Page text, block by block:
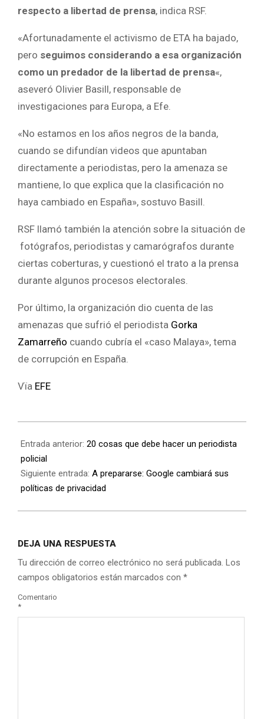
respecto a libertad de prensa, indica RSF.
«Afortunadamente el activismo de ETA ha bajado,
pero seguimos considerando a esa organización
como un predador de la libertad de prensa«,
aseveró Olivier Basill, responsable de
investigaciones para Europa, a Efe.
«No estamos en los años negros de la banda,
cuando se difundían videos que apuntaban
directamente a periodistas, pero la amenaza se
mantiene, lo que explica que la clasificación no
haya cambiado en España», sostuvo Basill.
RSF llamó también la atención sobre la situación de
fotógrafos, periodistas y camarógrafos durante
ciertas coberturas, y cuestionó el trato a la prensa
durante algunos procesos electorales.
Por último, la organización dio cuenta de las
amenazas que sufrió el periodista Gorka
Zamarreño cuando cubría el «caso Malaya», tema
de corrupción en España.
Vïa EFE
Entrada anterior: 20 cosas que debe hacer un periodista
policial
Siguiente entrada: A prepararse: Google cambiará sus
políticas de privacidad
DEJA UNA RESPUESTA
Tu dirección de correo electrónico no será publicada. Los
campos obligatorios están marcados con *
Comentario
*